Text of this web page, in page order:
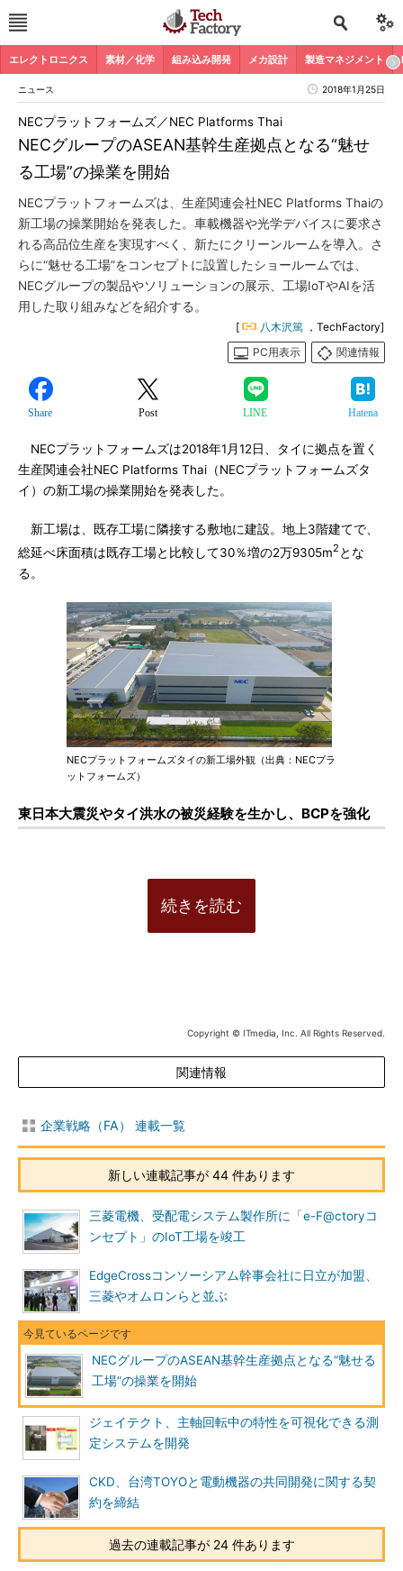
エレクトロニクス 素材／化学 組み込み開発 メカ設計 製造マネジメント
ニュース 2018年1月25日
NECグループのASEAN基幹生産拠点となる“魅せ
る工場”の操業を開始
NECプラットフォームズ／NEC Platforms Thai
NECプラットフォームズは、生産関連会社NEC Platforms Thaiの
新工場の操業開始を発表した。車載機器や光学デバイスに要求さ
れる高品位生産を実現すべく、新たにクリーンルームを導入。さ
らに“魅せる工場”をコンセプトに設置したショールームでは、
NECグループの製品やソリューションの展示、工場IoTやAIを活
用した取り組みなどを紹介する。
[ 八木沢篤 ，TechFactory]
PC用表示
関連情報
Share Post LINE Hatena
NECプラットフォームズは2018年1月12日、タイに拠点を置く
生産関連会社NEC Platforms Thai（NECプラットフォームズタ
イ）の新工場の操業開始を発表した。
新工場は、既存工場に隣接する敷地に建設。地上3階建てで、
総延べ床面積は既存工場と比較して30％増の2万9305m2 とな
る。
NECプラットフォームズタイの新工場外観（出典：NECプラ
ットフォームズ）
東日本大震災やタイ洪水の被災経験を生かし、BCPを強化
続きを読む
Copyright © ITmedia, Inc. All Rights Reserved.
関連情報
企業戦略（FA） 連載一覧
新しい連載記事が 44 件あります
三菱電機、受配電システム製作所に「e-F@ctoryコ
ンセプト」のIoT工場を竣工
EdgeCrossコンソーシアム幹事会社に日立が加盟、
三菱やオムロンらと並ぶ
NECグループのASEAN基幹生産拠点となる“魅せる
工場”の操業を開始
ジェイテクト、主軸回転中の特性を可視化できる測
定システムを開発
CKD、台湾TOYOと電動機器の共同開発に関する契
約を締結
過去の連載記事が 24 件あります